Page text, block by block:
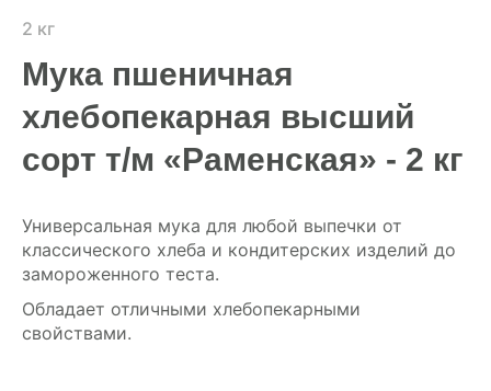
2 кг
Мука пшеничная
хлебопекарная высший
сорт т/м «Раменская» - 2 кг
Универсальная мука для любой выпечки от
классического хлеба и кондитерских изделий до
замороженного теста.
Обладает отличными хлебопекарными
свойствами.
ПРАЙС
ГДЕ КУПИТЬ
КОНТАКТЫ
8 (804) 700-18-14
ПРАЙС-ЛИСТ